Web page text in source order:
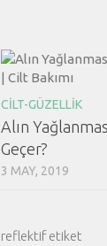
CILT-GÜZELLIK
Alın
Geçer?
3 MAY, 2019
reflektif etiket